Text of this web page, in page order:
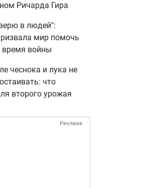
Ричарда Гира
в людей":
мир помочь
время войны
чеснока и лука не
что
второго урожая
Реклама